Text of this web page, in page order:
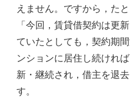
えません。ですから，た
「今回，賃貸借契約は更
ていたとしても，契約期
ンションに居住し続けれ
新・継続され，借主を退
す。